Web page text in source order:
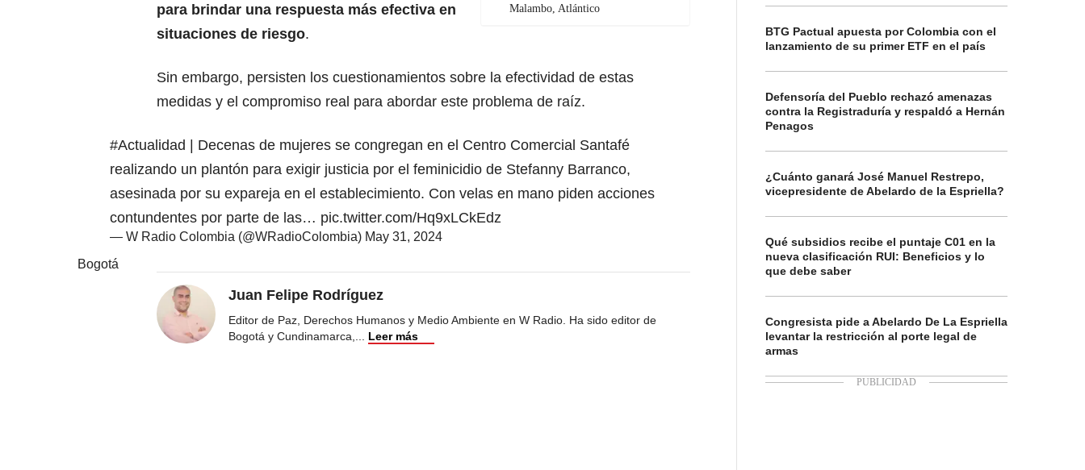
Malambo, Atlántico
para brindar una respuesta más efectiva en
situaciones de riesgo.
Sin embargo, persisten los cuestionamientos sobre la efectividad de estas
medidas y el compromiso real para abordar este problema de raíz.
#Actualidad | Decenas de mujeres se congregan en el Centro Comercial Santafé
realizando un plantón para exigir justicia por el feminicidio de Stefanny Barranco,
asesinada por su expareja en el establecimiento. Con velas en mano piden acciones
contundentes por parte de las… pic.twitter.com/Hq9xLCkEdz
— W Radio Colombia (@WRadioColombia) May 31, 2024
Bogotá
Juan Felipe Rodríguez
Editor de Paz, Derechos Humanos y Medio Ambiente en W Radio. Ha sido editor de
Bogotá y Cundinamarca,... Leer más
BTG Pactual apuesta por Colombia con el
lanzamiento de su primer ETF en el país
Defensoría del Pueblo rechazó amenazas
contra la Registraduría y respaldó a Hernán
Penagos
¿Cuánto ganará José Manuel Restrepo,
vicepresidente de Abelardo de la Espriella?
Qué subsidios recibe el puntaje C01 en la
nueva clasificación RUI: Beneficios y lo
que debe saber
Congresista pide a Abelardo De La Espriella
levantar la restricción al porte legal de
armas